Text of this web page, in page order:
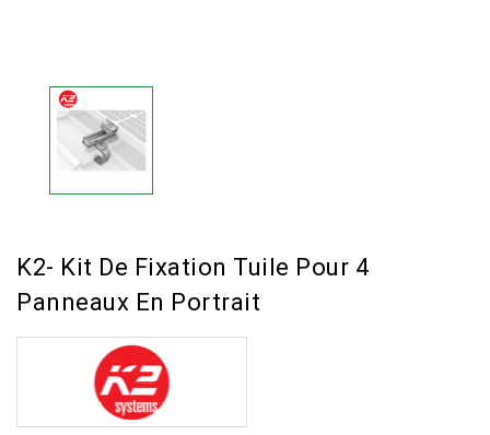
K2- Kit De Fixation Tuile Pour 4
Panneaux En Portrait